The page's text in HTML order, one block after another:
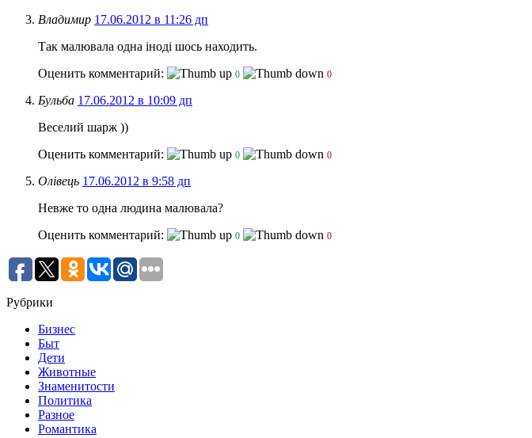
Владимир 17.06.2012 в 11:26 дп
Так малювала одна iнодi шось находить.
Оценить комментарий:
0 0
Бульба 17.06.2012 в 10:09 дп
Веселий шарж ))
Оценить комментарий:
0 0
Олівець 17.06.2012 в 9:58 дп
Невже то одна людина малювала?
Оценить комментарий:
0 0
Рубрики
Бизнес
Быт
Дети
Животные
Знаменитости
Политика
Разное
Романтика